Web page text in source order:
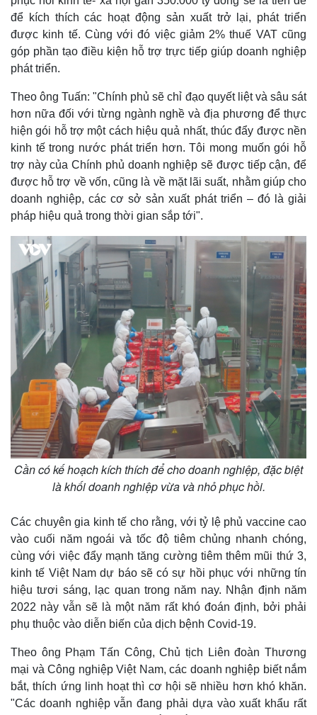
Kinh tế
Bất động sản
Khởi nghiệp
Thị trường
Giá vàng
Tiêu dùng
Tỷ giá
Chứng khoán
Giá cà phê
để kích thích các hoạt động sản xuất trở lại, phát triển
được kinh tế. Cùng với đó việc giảm 2% thuế VAT cũng
góp phần tạo điều kiện hỗ trợ trực tiếp giúp doanh nghiệp
phát triển.
Theo ông Tuấn: "Chính phủ sẽ chỉ đạo quyết liệt và sâu sát
hơn nữa đối với từng ngành nghề và địa phương để thực
hiện gói hỗ trợ một cách hiệu quả nhất, thúc đẩy được nền
kinh tế trong nước phát triển hơn. Tôi mong muốn gói hỗ
trợ này của Chính phủ doanh nghiệp sẽ được tiếp cận, để
được hỗ trợ về vốn, cũng là về mặt lãi suất, nhằm giúp cho
doanh nghiệp, các cơ sở sản xuất phát triển – đó là giải
pháp hiệu quả trong thời gian sắp tới".
Cần có kế hoạch kích thích để cho doanh nghiệp, đặc biệt
là khối doanh nghiệp vừa và nhỏ phục hồi.
Các chuyên gia kinh tế cho rằng, với tỷ lệ phủ vaccine cao
vào cuối năm ngoái và tốc độ tiêm chủng nhanh chóng,
cùng với việc đẩy mạnh tăng cường tiêm thêm mũi thứ 3,
kinh tế Việt Nam dự báo sẽ có sự hồi phục với những tín
hiệu tươi sáng, lạc quan trong năm nay. Nhận định năm
2022 này vẫn sẽ là một năm rất khó đoán định, bởi phải
phụ thuộc vào diễn biến của dịch bệnh Covid-19.
Theo ông Phạm Tấn Công, Chủ tịch Liên đoàn Thương
mại và Công nghiệp Việt Nam, các doanh nghiệp biết nắm
bắt, thích ứng linh hoạt thì cơ hội sẽ nhiều hơn khó khăn.
"Các doanh nghiệp vẫn đang phải dựa vào xuất khẩu rất